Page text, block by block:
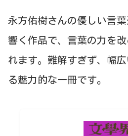
永方佑樹さんの優しい言
響く作品で、言葉の力を
れます。難解すぎず、幅
る魅力的な一冊です。